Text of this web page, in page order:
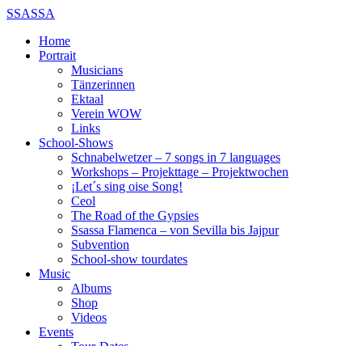
SSASSA
Home
Portrait
Musicians
Tänzerinnen
Ektaal
Verein WOW
Links
School-Shows
Schnabelwetzer – 7 songs in 7 languages
Workshops – Projekttage – Projektwochen
¡Let´s sing oise Song!
Ceol
The Road of the Gypsies
Ssassa Flamenca – von Sevilla bis Jajpur
Subvention
School-show tourdates
Music
Albums
Shop
Videos
Events